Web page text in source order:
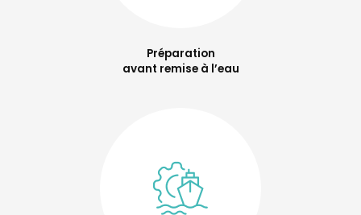
Préparation
avant remise à l’eau